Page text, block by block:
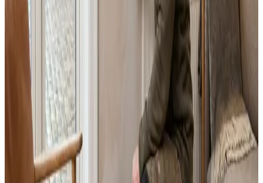
Fast pris uden overraskelser